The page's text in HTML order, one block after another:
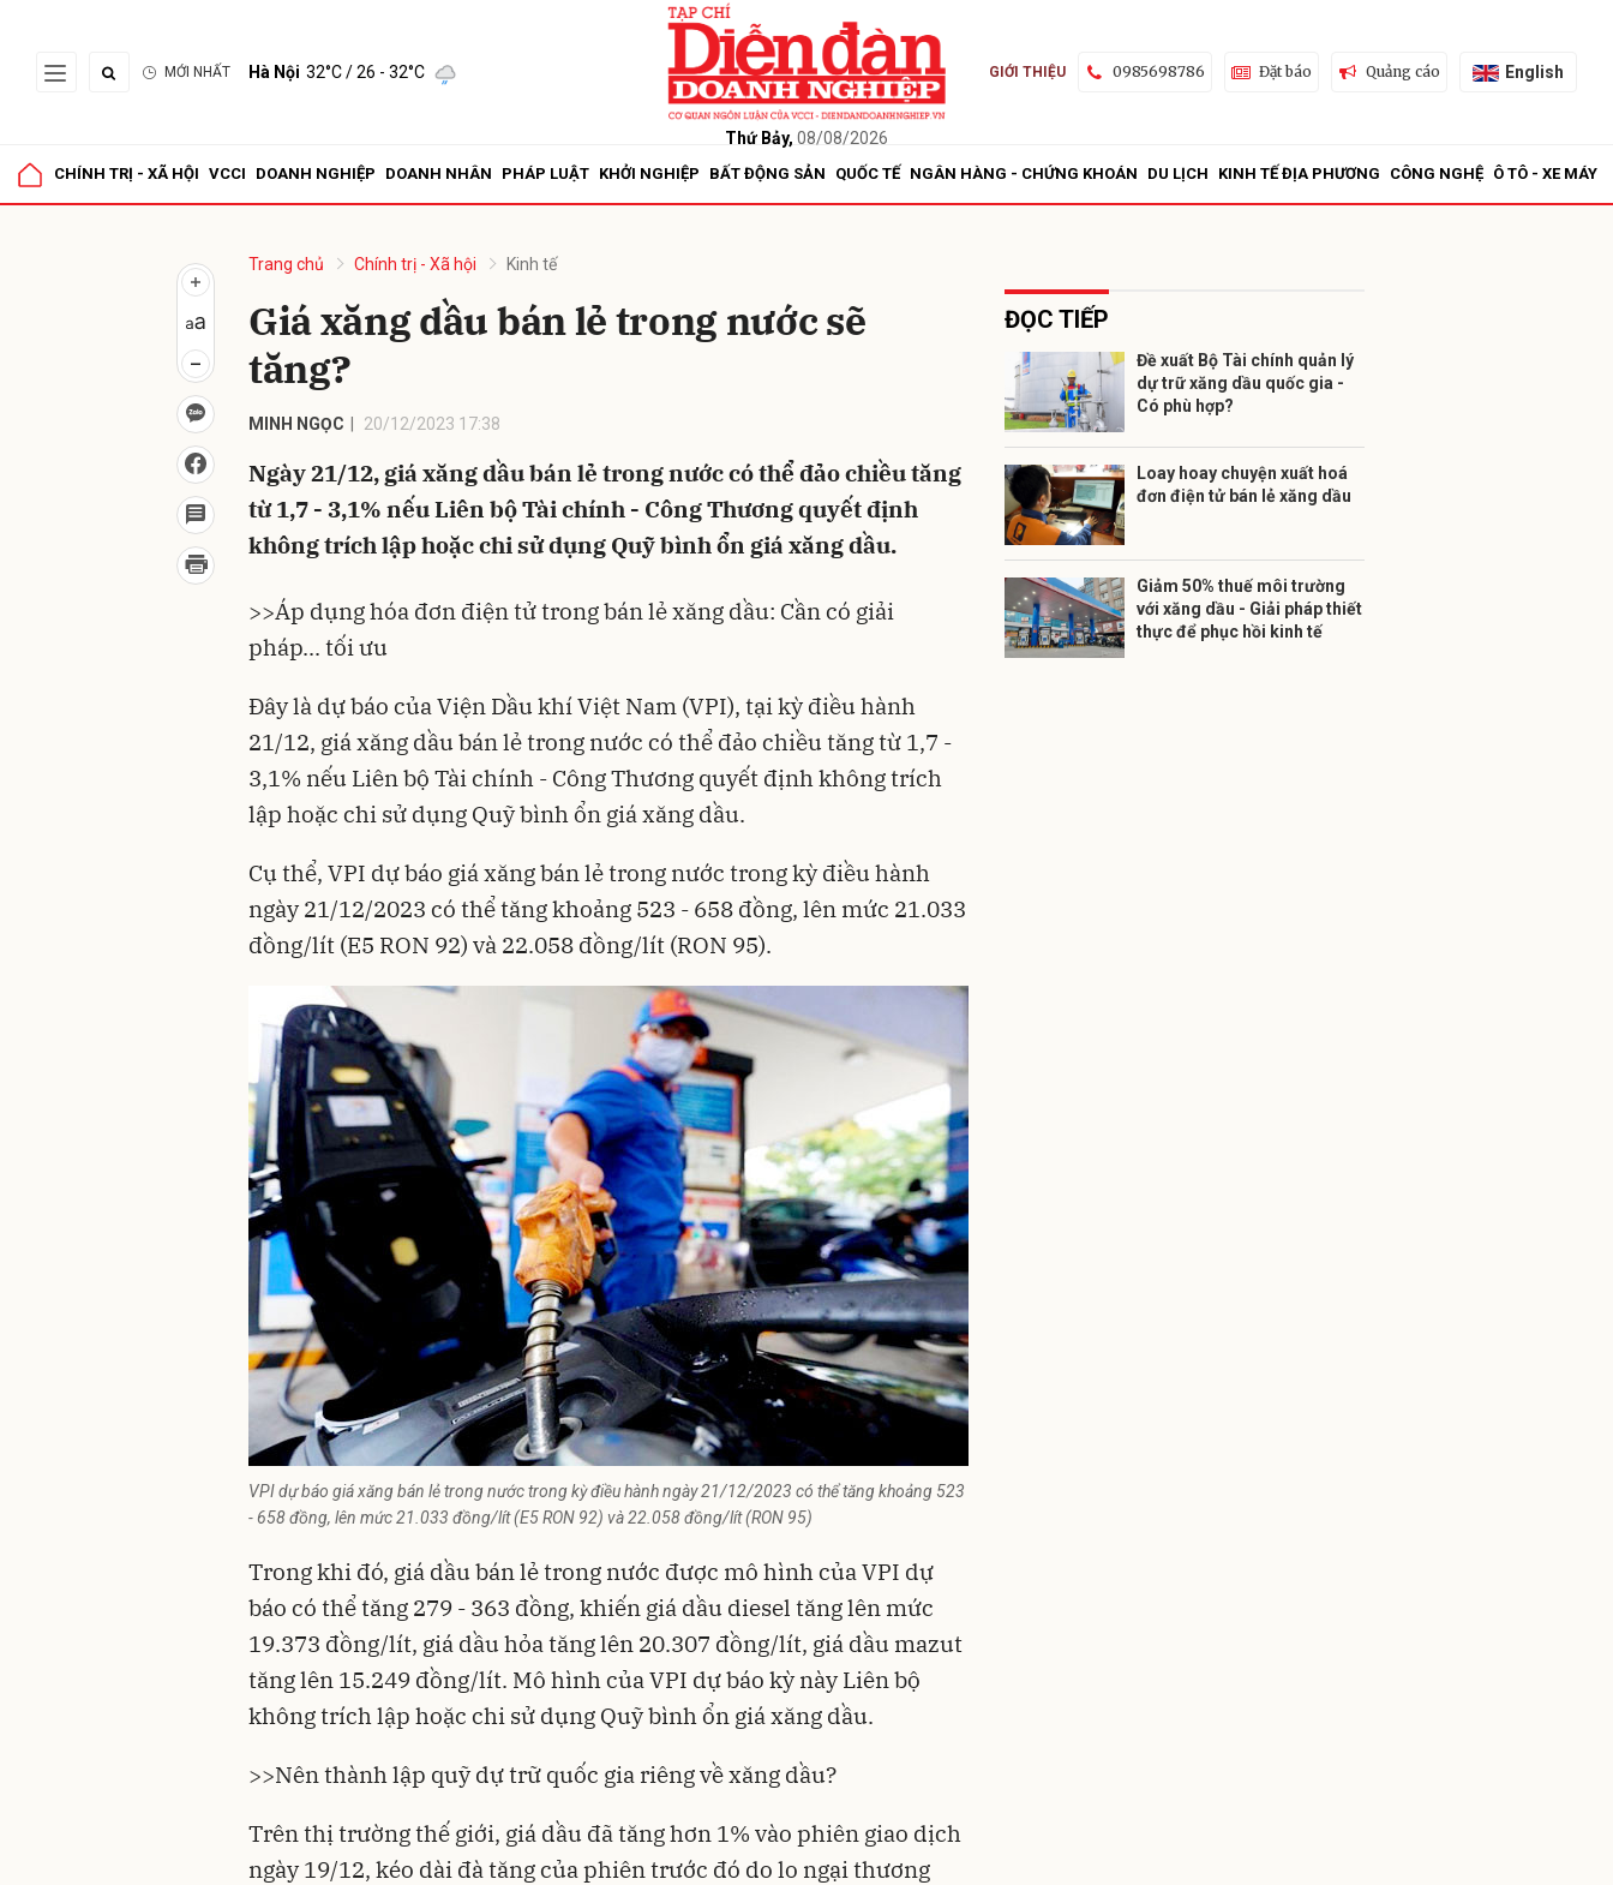
MỚI NHẤT Hà Nội 32°C/ 26 - 32°C
Thứ Bảy, 08/08/2026
GIỚI THIỆU 0985698786 Đặt báo Quảng cáo English
CHÍNH TRỊ - XÃ HỘI VCCI DOANH NGHIỆP DOANH NHÂN PHÁP LUẬT KHỞI NGHIỆP BẤT ĐỘNG SẢN QUỐC TẾ NGÂN HÀNG - CHỨNG KHOÁN DU LỊCH KINH TẾ ĐỊA PHƯƠNG CÔNG NGHỆ Ô TÔ - XE MÁY
Trang chủ Chính trị - Xã hội Kinh tế
Giá xăng dầu bán lẻ trong nước sẽ
tăng?
MINH NGỌC 20/12/2023 17:38
Ngày 21/12, giá xăng dầu bán lẻ trong nước có thể đảo chiều tăng
từ 1,7 - 3,1% nếu Liên bộ Tài chính - Công Thương quyết định
không trích lập hoặc chi sử dụng Quỹ bình ổn giá xăng dầu.
>>Áp dụng hóa đơn điện tử trong bán lẻ xăng dầu: Cần có giải
pháp... tối ưu
Đây là dự báo của Viện Dầu khí Việt Nam (VPI), tại kỳ điều hành
21/12, giá xăng dầu bán lẻ trong nước có thể đảo chiều tăng từ 1,7 -
3,1% nếu Liên bộ Tài chính - Công Thương quyết định không trích
lập hoặc chi sử dụng Quỹ bình ổn giá xăng dầu.
Cụ thể, VPI dự báo giá xăng bán lẻ trong nước trong kỳ điều hành
ngày 21/12/2023 có thể tăng khoảng 523 - 658 đồng, lên mức 21.033
đồng/lít (E5 RON 92) và 22.058 đồng/lít (RON 95).
VPI dự báo giá xăng bán lẻ trong nước trong kỳ điều hành ngày 21/12/2023 có thể tăng khoảng 523
- 658 đồng, lên mức 21.033 đồng/lít (E5 RON 92) và 22.058 đồng/lít (RON 95)
Trong khi đó, giá dầu bán lẻ trong nước được mô hình của VPI dự
báo có thể tăng 279 - 363 đồng, khiến giá dầu diesel tăng lên mức
19.373 đồng/lít, giá dầu hỏa tăng lên 20.307 đồng/lít, giá dầu mazut
tăng lên 15.249 đồng/lít. Mô hình của VPI dự báo kỳ này Liên bộ
không trích lập hoặc chi sử dụng Quỹ bình ổn giá xăng dầu.
>>Nên thành lập quỹ dự trữ quốc gia riêng về xăng dầu?
Trên thị trường thế giới, giá dầu đã tăng hơn 1% vào phiên giao dịch
ngày 19/12, kéo dài đà tăng của phiên trước đó do lo ngại thương
ĐỌC TIẾP
Đề xuất Bộ Tài chính quản lý
dự trữ xăng dầu quốc gia -
Có phù hợp?
Loay hoay chuyện xuất hoá
đơn điện tử bán lẻ xăng dầu
Giảm 50% thuế môi trường
với xăng dầu - Giải pháp thiết
thực để phục hồi kinh tế
Gửi